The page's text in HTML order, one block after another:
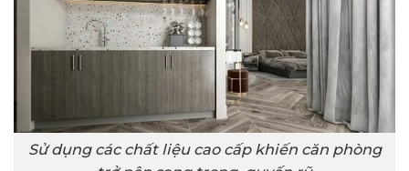
Sử dụng các chất liệu cao cấp khiến căn phòng